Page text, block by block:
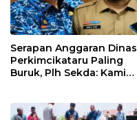
Serapan Anggaran Dinas
Perkimcikataru Paling
Buruk, Plh Sekda: Kami